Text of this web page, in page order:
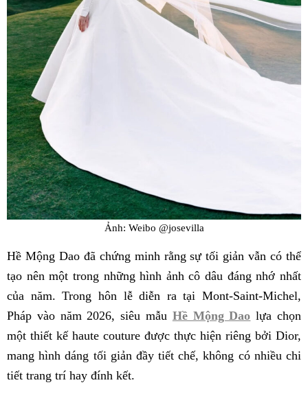
Ảnh: Weibo @josevilla
Hề Mộng Dao đã chứng minh rằng sự tối giản vẫn có thể
tạo nên một trong những hình ảnh cô dâu đáng nhớ nhất
của năm. Trong hôn lễ diễn ra tại Mont-Saint-Michel,
Pháp vào năm 2026, siêu mẫu Hề Mộng Dao lựa chọn
một thiết kế haute couture được thực hiện riêng bởi Dior,
mang hình dáng tối giản đầy tiết chế, không có nhiều chi
tiết trang trí hay đính kết.